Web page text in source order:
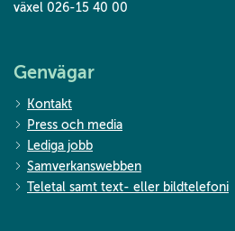
växel 026-15 40 00
Genvägar
Kontakt
Press och media
Lediga jobb
Samverkanswebben
Teletal samt text- eller bildtelefoni